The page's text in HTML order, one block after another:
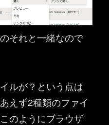
それと一緒なので
ルが？という点は
えず2種類のファイ
のようにブラウザ